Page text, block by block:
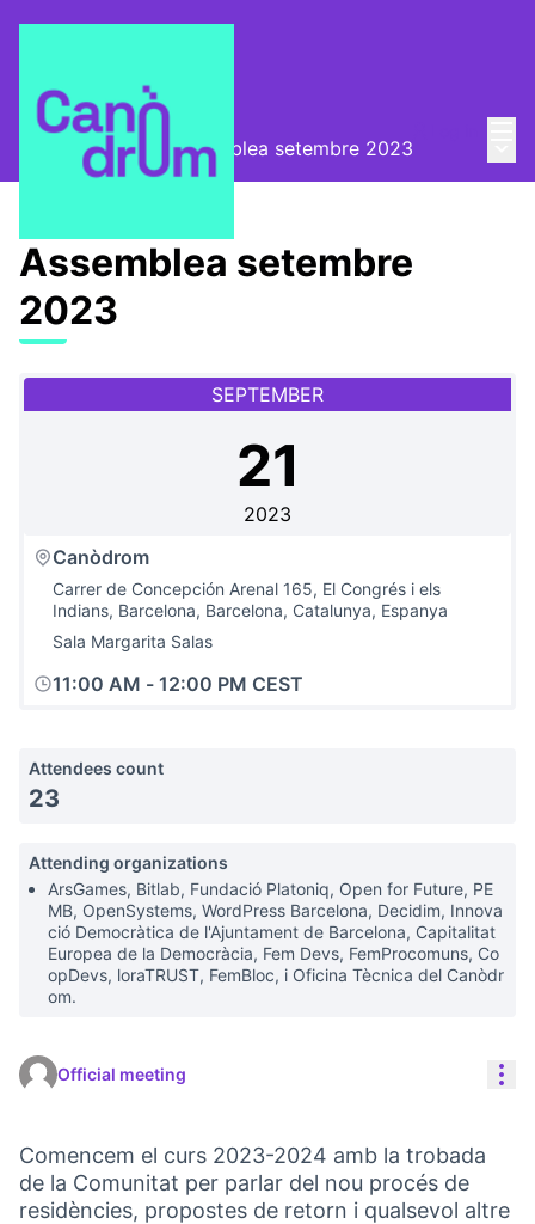
Convocatòries Assemblea setembre 2023
Assemblea setembre
2023
SEPTEMBER
21
2023
Canòdrom
Carrer de Concepción Arenal 165, El Congrés i els
Indians, Barcelona, Barcelona, Catalunya, Espanya
Sala Margarita Salas
11:00 AM - 12:00 PM CEST
Attendees count
23
Attending organizations
ArsGames, Bitlab, Fundació Platoniq, Open for Future, PE
MB, OpenSystems, WordPress Barcelona, Decidim, Innova
ció Democràtica de l'Ajuntament de Barcelona, Capitalitat
Europea de la Democràcia, Fem Devs, FemProcomuns, Co
opDevs, loraTRUST, FemBloc, i Oficina Tècnica del Canòdr
om.
Official meeting
Comencem el curs 2023-2024 amb la trobada
de la Comunitat per parlar del nou procés de
residències, propostes de retorn i qualsevol altre